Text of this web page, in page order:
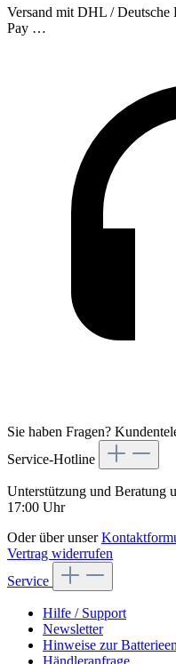
Versand mit DHL / Deutsche
Pay …
Sie haben Fragen?
Service-Hotline
Unterstützung und Beratung
17:00 Uhr
Oder über unser
Vertrag widerrufen
Service
Hilfe / Support
Newsletter
Hinweise zur